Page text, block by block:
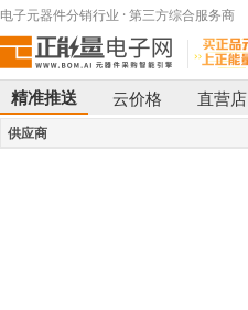
电子元器件分销行业 · 第三方综合服务商
精准推送 云价格 直营店
供应商
}